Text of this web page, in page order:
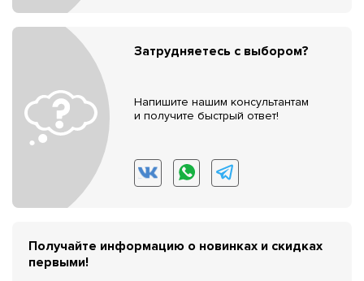
Затрудняетесь с выбором?
Напишите нашим консультантам
и получите быстрый ответ!
Получайте информацию о новинках и скидках
первыми!